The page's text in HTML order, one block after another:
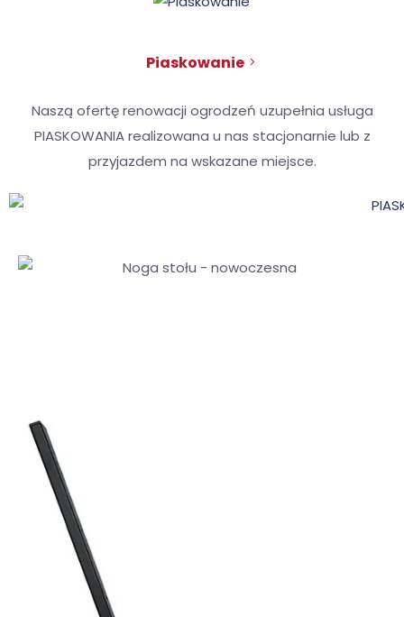
Piaskowanie
Naszą ofertę renowacji ogrodzeń uzupełnia usługa
PIASKOWANIA realizowana u nas stacjonarnie lub z
przyjazdem na wskazane miejsce.